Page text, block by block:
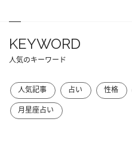
KEYWORD
人気のキーワード
人気記事 占い 性格
月星座占い